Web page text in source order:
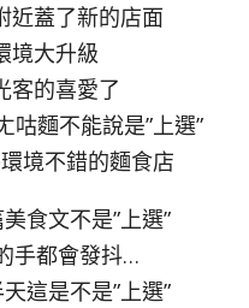
近蓋了新的店面
境大升級
客的喜愛了
咕麵不能說是”上選”
境不錯的麵食店
食文不是”上選”
手都會發抖…
這是不是”上選”